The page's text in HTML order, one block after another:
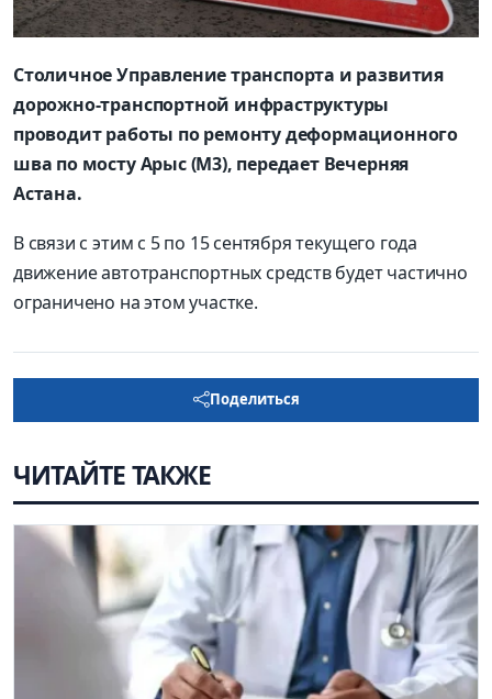
Столичное Управление транспорта и развития
дорожно-транспортной инфраструктуры
проводит работы по ремонту деформационного
шва по мосту Арыс (М3), передает Вечерняя
Астана.
В связи с этим с 5 по 15 сентября текущего года
движение автотранспортных средств будет частично
ограничено на этом участке.
Поделиться
ЧИТАЙТЕ ТАКЖЕ